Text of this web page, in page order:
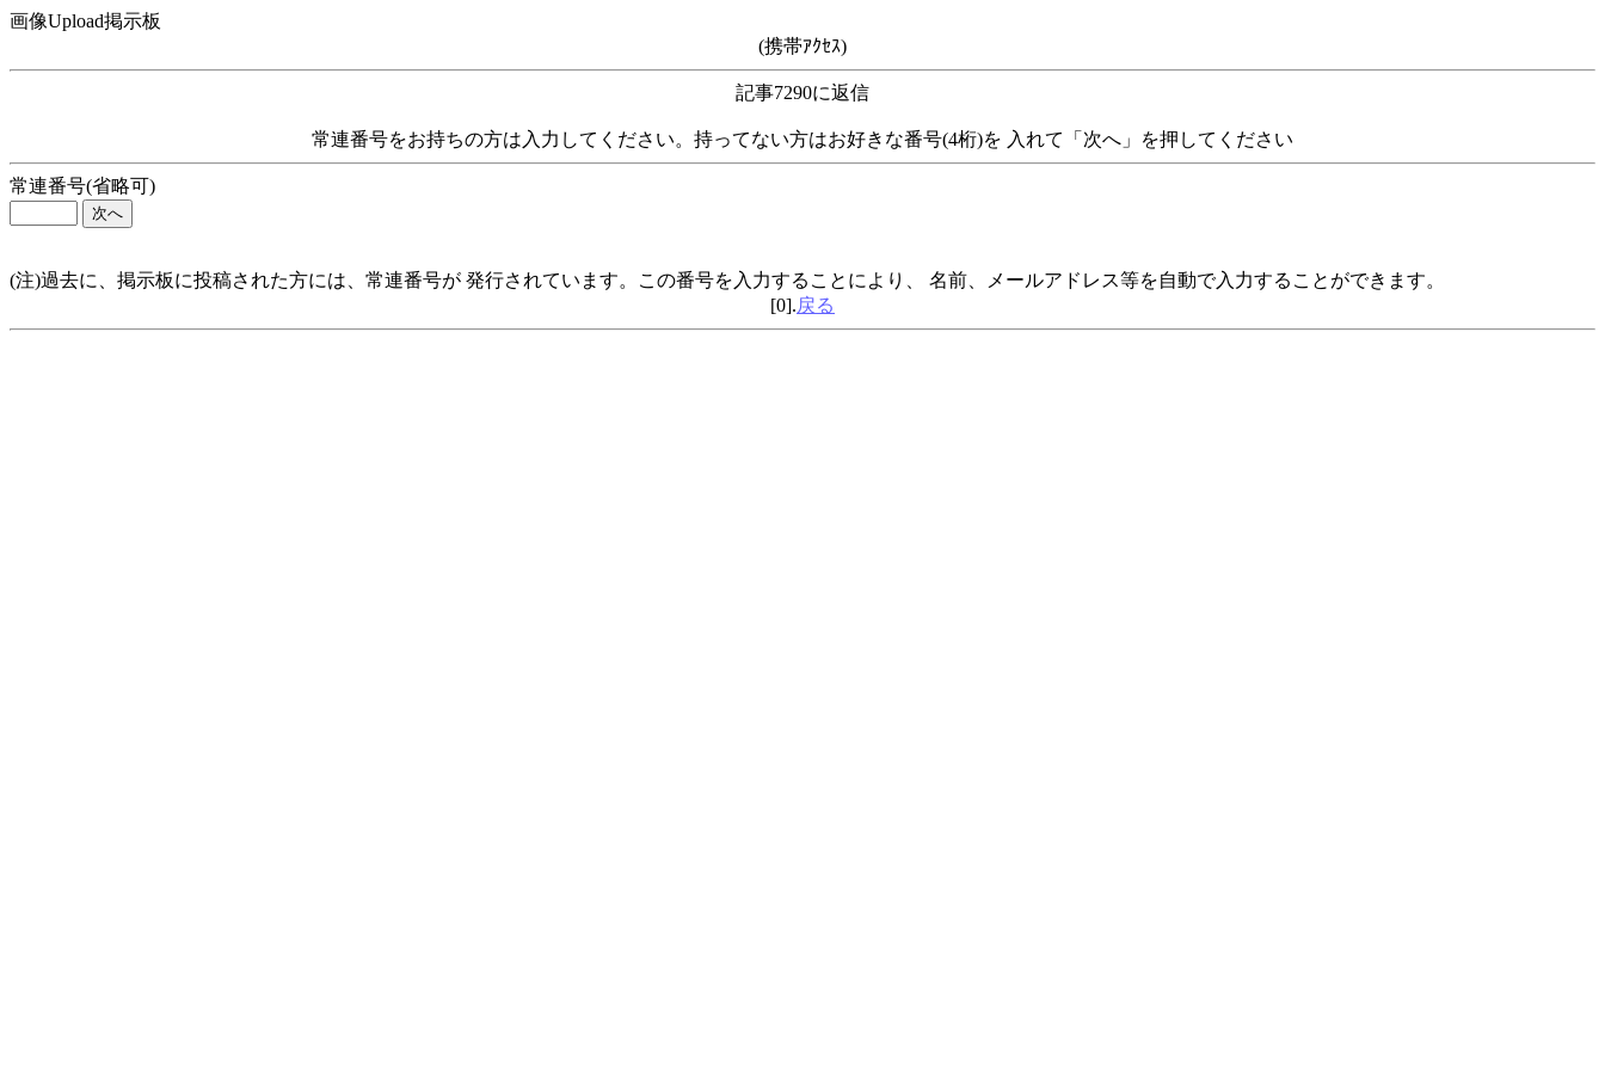
画像Upload掲示板
(携帯ｱｸｾｽ)
記事7290に返信
常連番号をお持ちの方は入力してください。持ってない方はお好きな番号(4桁)を 入れて「次へ」を押してください
常連番号(省略可)
(注)過去に、掲示板に投稿された方には、常連番号が 発行されています。この番号を入力することにより、 名前、メールアドレス等を自動で入力することができます。
[0].戻る